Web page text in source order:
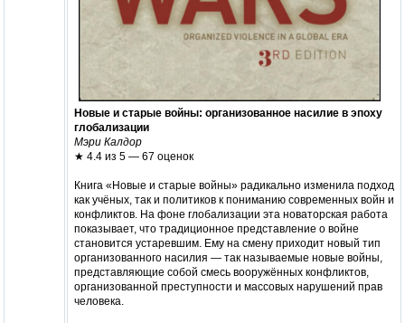
Новые и старые войны: организованное насилие в эпоху
глобализации
Мэри Калдор
★ 4.4 из 5 — 67 оценок
Книга «Новые и старые войны» радикально изменила подход
как учёных, так и политиков к пониманию современных войн и
конфликтов. На фоне глобализации эта новаторская работа
показывает, что традиционное представление о войне
становится устаревшим. Ему на смену приходит новый тип
организованного насилия — так называемые новые войны,
представляющие собой смесь вооружённых конфликтов,
организованной преступности и массовых нарушений прав
человека.